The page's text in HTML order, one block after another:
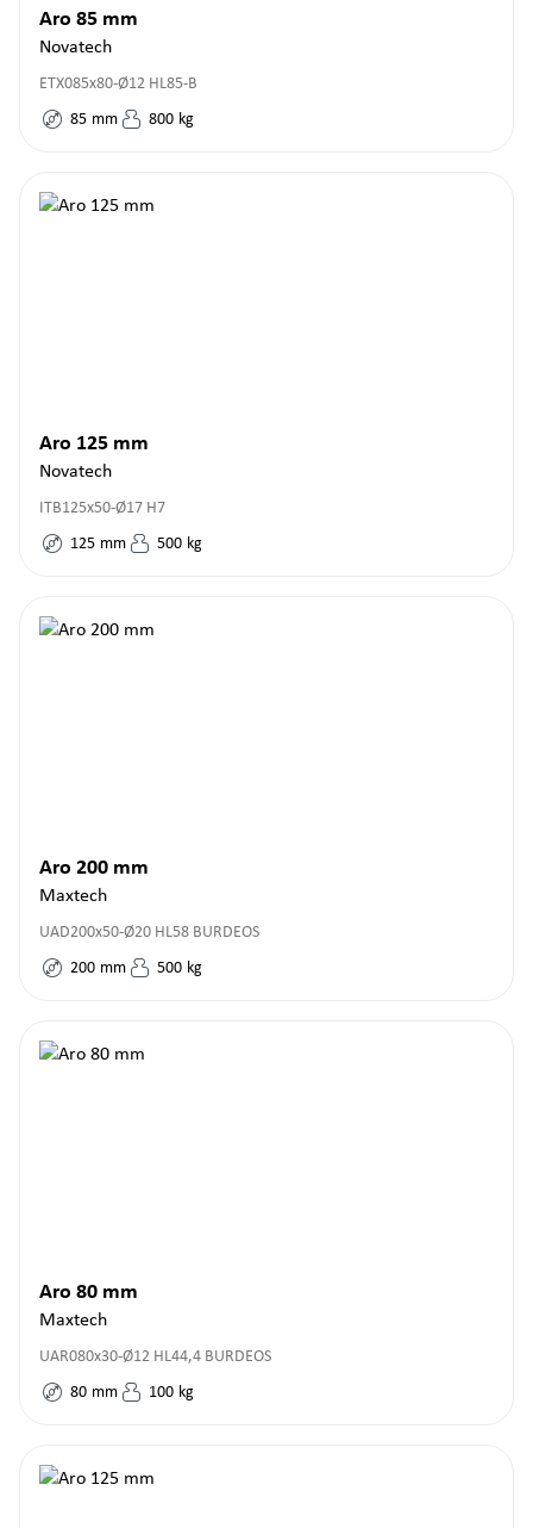
Aro 85 mm
Novatech
ETX085x80-Ø12 HL85-B
85 mm 800 kg
Aro 125 mm
Novatech
ITB125x50-Ø17 H7
125 mm 500 kg
Aro 200 mm
Maxtech
UAD200x50-Ø20 HL58 BURDEOS
200 mm 500 kg
Aro 80 mm
Maxtech
UAR080x30-Ø12 HL44,4 BURDEOS
80 mm 100 kg